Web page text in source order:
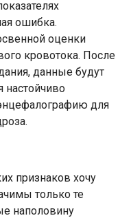
ошибка.
оценки
кровотока. После
данные будут
настойчиво
для
признаков хочу
только те
наполовину